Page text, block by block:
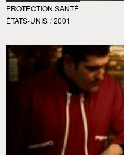
PROTECTION SANTÉ
ÉTATS-UNIS / 2001